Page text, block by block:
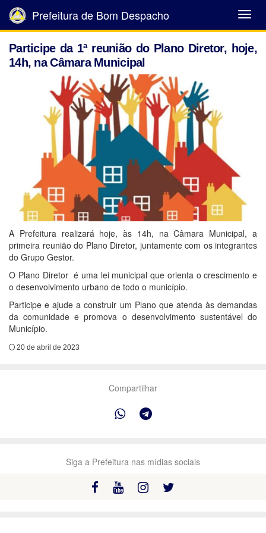
Abrir
Menu
Prefeitura de Bom Despacho
Participe da 1ª reunião do Plano Diretor, hoje,
14h, na Câmara Municipal
A Prefeitura realizará hoje, às 14h, na Câmara Municipal, a
primeira reunião do Plano Diretor, juntamente com os integrantes
do Grupo Gestor.
O Plano Diretor é uma lei municipal que orienta o crescimento e
o desenvolvimento urbano de todo o município.
Participe e ajude a construir um Plano que atenda às demandas
da comunidade e promova o desenvolvimento sustentável do
Município.
20 de abril de 2023
Compartilhar
Siga a Prefeitura nas mídias sociais